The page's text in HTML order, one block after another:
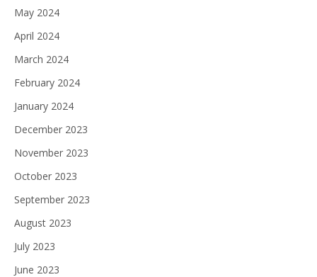
May 2024
April 2024
March 2024
February 2024
January 2024
December 2023
November 2023
October 2023
September 2023
August 2023
July 2023
June 2023